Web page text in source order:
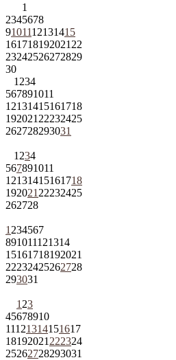
1
2345678
9101112131415
161718192021 22
23242526272829
30
1 234
567891011
12131415161718
192021 22232425
262728293031
1 234
567891011
12131415161718
192021 22232425
262728
1 234567
891011121314
15161718192021
22232425262728
293031
1 23
45678910
11121314151617
18192021 222324
25262728293031